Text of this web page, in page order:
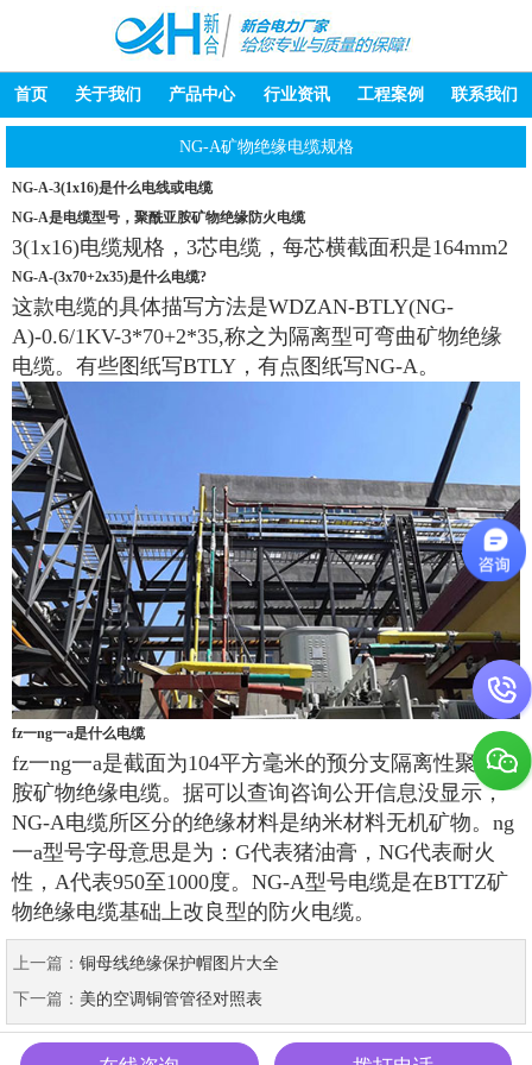
首页 关于我们 产品中心 行业资讯 工程案例 联系我们
NG-A矿物绝缘电缆规格
NG-A-3(1x16)是什么电线或电缆
NG-A是电缆型号，聚酰亚胺矿物绝缘防火电缆
3(1x16)电缆规格，3芯电缆，每芯横截面积是164mm2
NG-A-(3x70+2x35)是什么电缆?
这款电缆的具体描写方法是WDZAN-BTLY(NG-
A)-0.6/1KV-3*70+2*35,称之为隔离型可弯曲矿物绝缘
电缆。有些图纸写BTLY，有点图纸写NG-A。
fz一ng一a是什么电缆
fz一ng一a是截面为104平方毫米的预分支隔离性聚酰亚
胺矿物绝缘电缆。据可以查询咨询公开信息没显示，
NG-A电缆所区分的绝缘材料是纳米材料无机矿物。ng
一a型号字母意思是为：G代表猪油膏，NG代表耐火
性，A代表950至1000度。NG-A型号电缆是在BTTZ矿
物绝缘电缆基础上改良型的防火电缆。
上一篇： 铜母线绝缘保护帽图片大全
下一篇： 美的空调铜管管径对照表